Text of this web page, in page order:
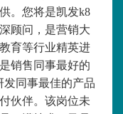
。您将是凯发k8
顾问，是营销大
育等行业精英进
销售同事最好的
发同事最佳的产品
伙伴。该岗位未